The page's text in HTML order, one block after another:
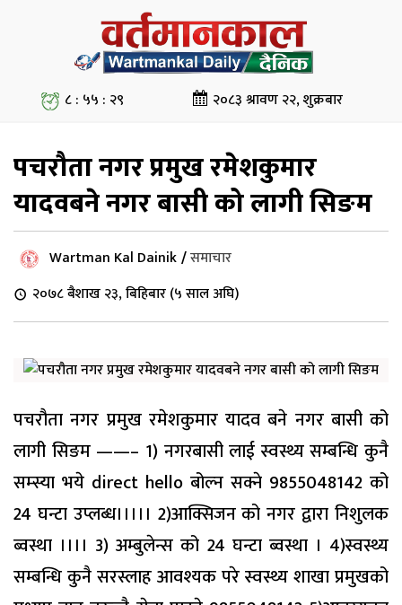
८ : ५५ : ३० २०८३ श्रावण २२, शुक्रबार
पचरौता नगर प्रमुख रमेशकुमार
यादवबने नगर बासी को लागी सिङम
Wartman Kal Dainik/समाचार
२०७८ बैशाख २३, बिहिबार (५ साल अघि)
पचरौता नगर प्रमुख रमेशकुमार यादव बने नगर बासी को
लागी सिङम ——– 1) नगरबासी लाई स्वस्थ्य सम्बन्धि कुनै
सम्स्या भये direct hello बोल्न सक्ने 9855048142 को
24 घन्टा उप्लब्ध।।।।। 2)आक्सिजन को नगर द्वारा निशुलक
ब्वस्था ।।।। 3) अम्बुलेन्स को 24 घन्टा ब्वस्था । 4)स्वस्थ्य
सम्बन्धि कुनै सरस्लाह आवश्यक परे स्वस्थ्य शाखा प्रमुखको